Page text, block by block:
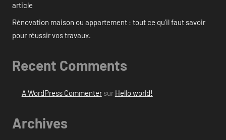
article
Rénovation maison ou appartement : tout ce qu’il faut savoir
pour réussir vos travaux.
Recent Comments
A WordPress Commentersur Hello world!
Archives